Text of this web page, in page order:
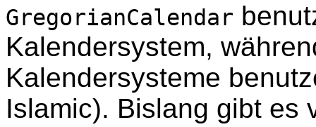
GregorianCalendar
Kalendersystem,
Kalendersysteme
Islamic). Bislang gibt es